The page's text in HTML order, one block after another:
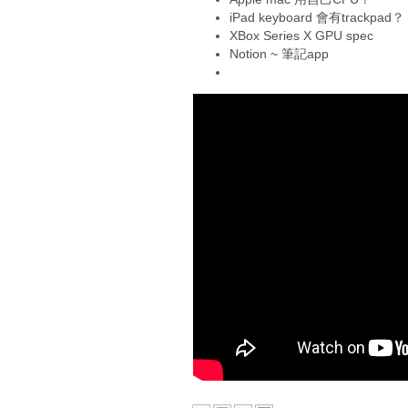
iPad keyboard 會有trackpad？
XBox Series X GPU spec
Notion ~ 筆記app